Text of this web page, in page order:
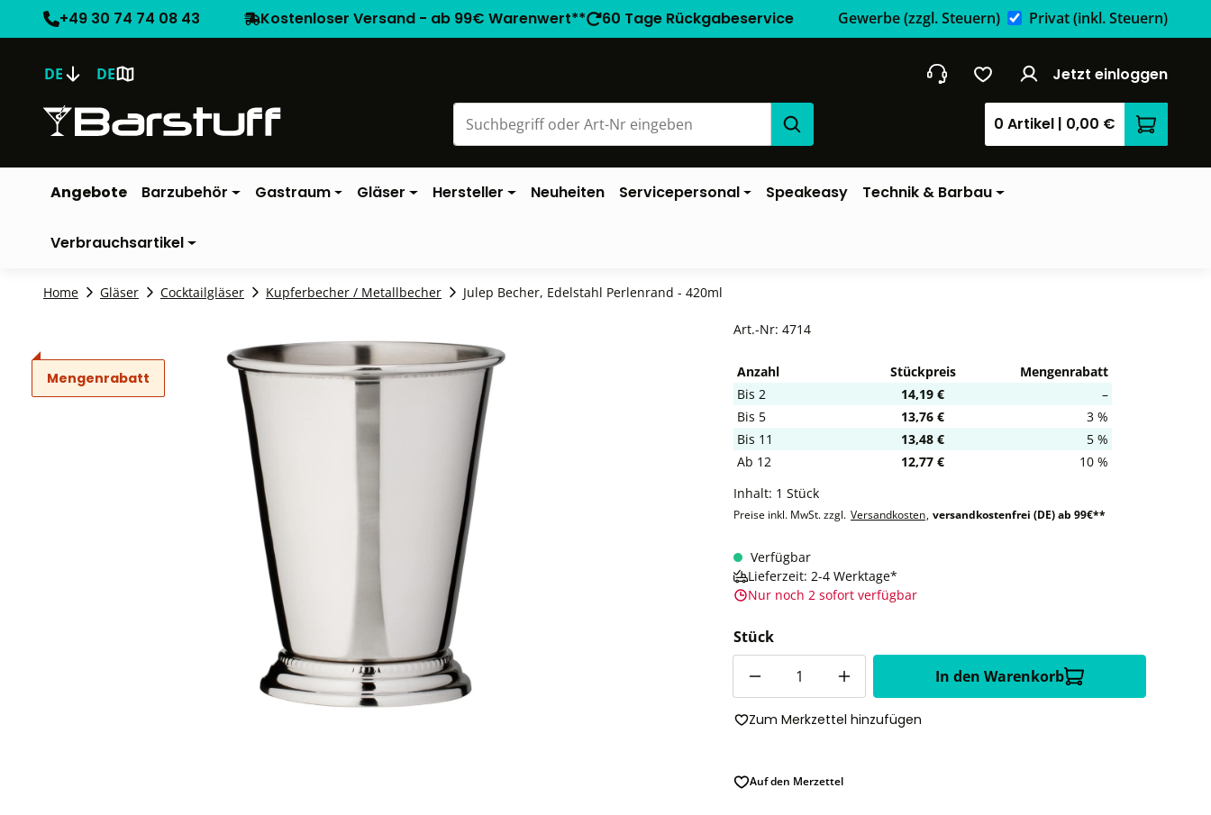
+49 30 74 74 08 43 Kostenloser Versand - ab 99€ Warenwert** 60 Tage Rückgabeservice Gewerbe(zzgl. Steuern) Privat(inkl. Steuern)
DE DE Jetzt einloggen
0 Artikel | 0,00 €
Angebote Barzubehör Gastraum Gläser Hersteller Neuheiten Servicepersonal Speakeasy Technik & Barbau
Verbrauchsartikel
Home Gläser Cocktailgläser Kupferbecher / Metallbecher Julep Becher, Edelstahl Perlenrand - 420ml
Mengenrabatt
Art.-Nr: 4714
Anzahl Stückpreis
Mengenrabatt
Bis 2 14,19 €
–
Bis 5 13,76 €
3 %
Bis 11 13,48 €
5 %
Ab 12 12,77 €
10 %
Inhalt: 1 Stück
Preise inkl. MwSt. zzgl. Versandkosten, versandkostenfrei (DE) ab 99€**
Verfügbar
Lieferzeit: 2-4 Werktage*
Nur noch 2 sofort verfügbar
Stück
In den Warenkorb
Zum Merkzettel hinzufügen
Auf den Merzettel